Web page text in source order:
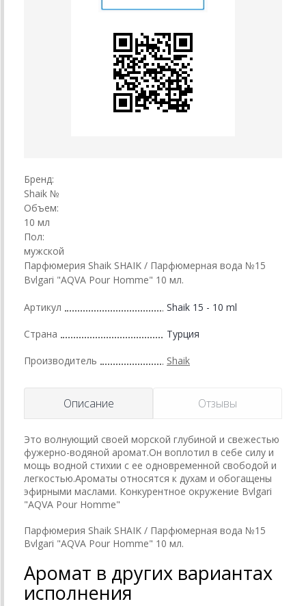
Бренд:
Shaik №
Объем:
10 мл
Пол:
мужской
Парфюмерия Shaik SHAIK / Парфюмерная вода №15
Bvlgari "AQVA Pour Homme" 10 мл.
Артикул Shaik 15 - 10 ml
Страна Турция
Производитель Shaik
Описание Отзывы
Это волнующий своей морской глубиной и свежестью
фужерно-водяной аромат.Он воплотил в себе силу и
мощь водной стихии с ее одновременной свободой и
легкостью.Ароматы относятся к духам и обогащены
эфирными маслами. Конкурентное окружение Bvlgari
"AQVA Pour Homme"
Парфюмерия Shaik SHAIK / Парфюмерная вода №15
Bvlgari "AQVA Pour Homme" 10 мл.
Аромат в других вариантах
исполнения